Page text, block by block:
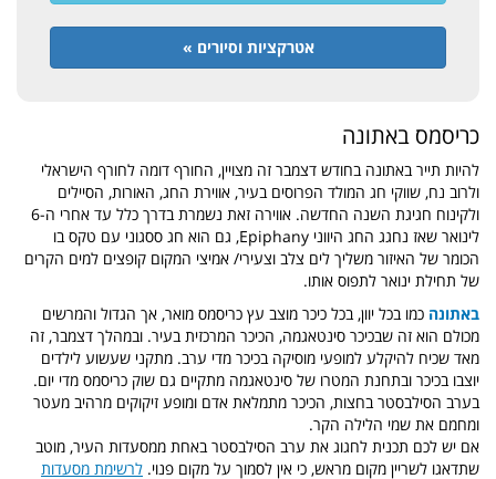
אטרקציות וסיורים »
כריסמס באתונה
להיות תייר באתונה בחודש דצמבר זה מצויין, החורף דומה לחורף הישראלי
ולרוב נח, שווקי חג המולד הפרוסים בעיר, אווירת החג, האורות, הסיילים
ולקינוח חגיגת השנה החדשה. אווירה זאת נשמרת בדרך כלל עד אחרי ה-6
לינואר שאז נחגג החג היווני Epiphany, גם הוא חג ססגוני עם טקס בו
הכומר של האיזור משליך לים צלב וצעירי/ אמיצי המקום קופצים למים הקרים
של תחילת ינואר לתפוס אותו.
באתונה כמו בכל יוון, בכל כיכר מוצב עץ כריסמס מואר, אך הגדול והמרשים
מכולם הוא זה שבכיכר סינטאגמה, הכיכר המרכזית בעיר. ובמהלך דצמבר, זה
מאד שכיח להיקלע למופעי מוסיקה בכיכר מדי ערב. מתקני שעשוע לילדים
יוצבו בכיכר ובתחנת המטרו של סינטאגמה מתקיים גם שוק כריסמס מדי יום.
בערב הסילבסטר בחצות, הכיכר מתמלאת אדם ומופע זיקוקים מרהיב מעטר
ומחמם את שמי הלילה הקר.
אם יש לכם תכנית לחגוג את ערב הסילבסטר באחת ממסעדות העיר, מוטב
שתדאגו לשריין מקום מראש, כי אין לסמוך על מקום פנוי. לרשימת מסעדות